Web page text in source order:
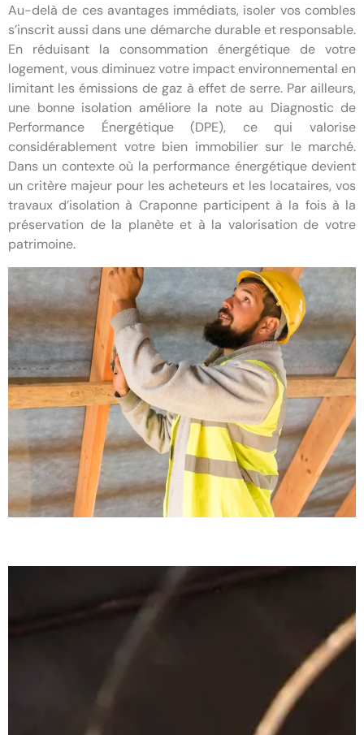
Au-delà de ces avantages immédiats, isoler vos combles
s’inscrit aussi dans une démarche durable et responsable.
En réduisant la consommation énergétique de votre
logement, vous diminuez votre impact environnemental en
limitant les émissions de gaz à effet de serre. Par ailleurs,
une bonne isolation améliore la note au Diagnostic de
Performance Énergétique (DPE), ce qui valorise
considérablement votre bien immobilier sur le marché.
Dans un contexte où la performance énergétique devient
un critère majeur pour les acheteurs et les locataires, vos
travaux d’isolation à Craponne participent à la fois à la
préservation de la planète et à la valorisation de votre
patrimoine.